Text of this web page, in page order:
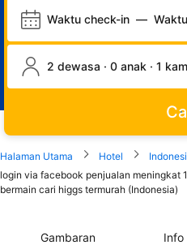
Waktu check-in —
2 dewasa · 0 anak · 1
Halaman Utama Hotel
login via facebook penjualan meningkat
bermain cari higgs termurah (Indonesia)
Gambaran Info